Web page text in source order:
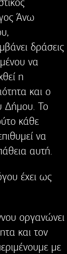
Άνω
δράσεις
να
η
και ο
Δήμου. Το
κάθε
να
αυτή.
έχει ως
οργανώνει
και τον
με